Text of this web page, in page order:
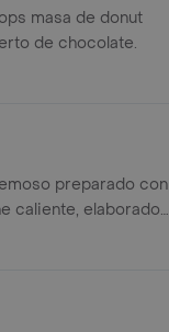
masa de donut
de chocolate.
preparado con
caliente, elaborado